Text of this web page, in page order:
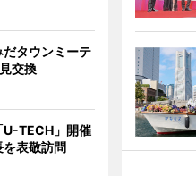
タウンミーテ
交換
U-TECH」開催
表敬訪問